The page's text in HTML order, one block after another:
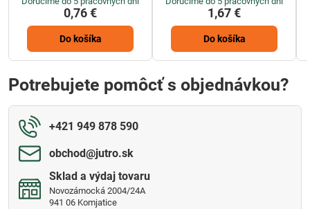
0,76 €
Do košíka
1,67 €
Do košíka
Potrebujete pomôcť s objednávkou?
+421 949 878 590
obchod​@jutro​.sk
Sklad a výdaj tovaru
Novozámocká 2004/24A
941 06 Komjatice